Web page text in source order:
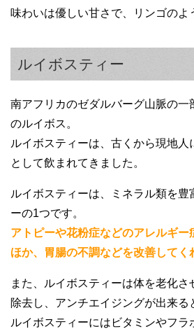
味わいは優しい甘さで、リンゴのよ
ルイボスティー
南アフリカのゼダルバーグ山脈の一
のルイボス。
ルイボスティーは、古くから現地人
として飲まれてきました。
ルイボスティーは、ミネラル類を豊
ーの1つです。
アトピーや花粉症などのアレルギー
ほか、胃腸の不調などを改善してく
また、ルイボスティーは体を老化さ
除去し、アンチエイジングが出来る
ルイボスティーにはビタミンやフ